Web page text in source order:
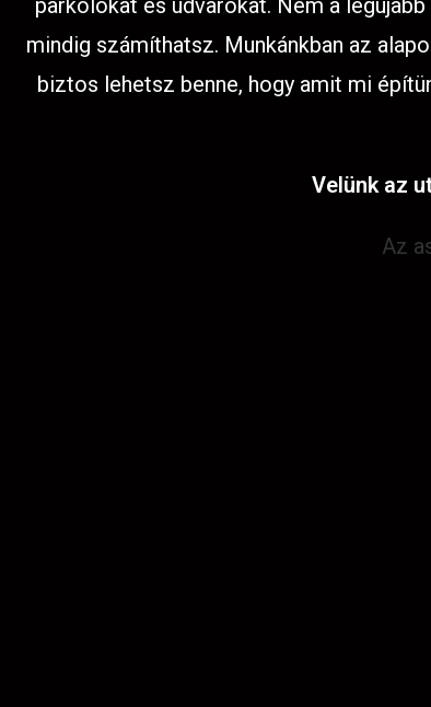
parkolókat és udvarokat. Nem a
mindig számíthatsz. Munkánkban az
biztos lehetsz benne, hogy amit mi
Velünk az
Az